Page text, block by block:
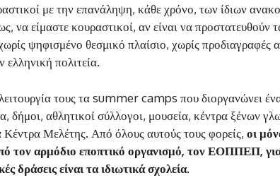
με την επανάληψη, κάθε χρόνο, των ίδιων
να είμαστε κουραστικοί, αν είναι να προστατευθούν
ψηφισμένο θεσμικό πλαίσιο, χωρίς προδιαγραφές
πολιτεία.
τους τα summer camps που διοργανώνει
δήμοι, αθλητικοί σύλλογοι, μουσεία, κέντρα ξένων
Μελέτης. Από όλους αυτούς τους φορείς, οι
τον αρμόδιο εποπτικό οργανισμό, τον ΕΟΠΠΕΠ, για
δράσεις είναι τα ιδιωτικά σχολεία.